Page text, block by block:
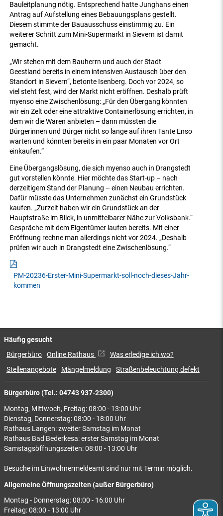
Bauleitplanung nötig. Entsprechend hatte Junghans einen
Antrag auf Aufstellung eines Bebauungsplans gestellt.
Diesem stimmte der Bauausschuss einstimmig zu. Ein
weiterer Schritt zum Mini-Supermarkt in Sievern ist damit
gemacht.
„Wir stehen mit dem Bauherrn und auch der Stadt
Geestland bereits in einem intensiven Austausch über den
Standort in Sievern“, betonte Isenberg. Doch vor 2024, so
viel steht fest, wird der Markt nicht eröffnen. Deshalb prüft
myenso eine Zwischenlösung: „Für den Übergang könnten
wir ein Zelt oder eine attraktive Containerlösung errichten, in
dem wir die Waren anbieten – dann müssten die
Bürgerinnen und Bürger nicht so lange auf ihren Tante Enso
warten und könnten bereits in ein paar Monaten vor Ort
einkaufen.“
Eine Übergangslösung, die sich myenso auch in Drangstedt
gut vorstellen könnte. Hier möchte das Start-up – nach
derzeitigem Stand der Planung – einen Neubau errichten.
Dafür müsste das Unternehmen zunächst ein Grundstück
kaufen. „Zurzeit haben wir ein Grundstück an der
Hauptstraße im Blick, in unmittelbarer Nähe zur Volksbank.“
Gespräche mit dem Eigentümer laufen bereits. Mit einer
Eröffnung rechne man allerdings nicht vor 2024. „Deshalb
prüfen wir auch in Drangstedt eine Zwischenlösung.“
PM-20236-Erster-Mini-Supermarkt-soll-noch-dieses-Jahr-
kommen
Bürgerbüro (Tel.: 04743 937-2300)
Montag, Mittwoch, Freitag: 08:00 - 13:00 Uhr
Dienstag, Donnerstag: 08:00 - 18:00 Uhr
Rathaus Langen: zweiter Samstag im Monat
Rathaus Bad Bederkesa: erster Samstag im Monat
Samstagsöffnungszeiten: 08:00 - 13:00 Uhr
Besuche im Einwohnermeldeamt sind nur mit Termin möglich.
Allgemeine Öffnungszeiten (außer Bürgerbüro)
Montag - Donnerstag: 08:00 - 16:00 Uhr
Freitag: 08:00 - 13:00 Uhr
Häufig gesucht
Bürgerbüro Online Rathaus
Was erledige ich wo?
Stellenangebote
Mängelmeldung Straßenbeleuchtung defekt